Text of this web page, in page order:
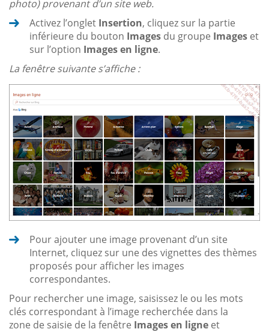
photo) provenant d’un site web.
Activez l’onglet Insertion, cliquez sur la partie
inférieure du bouton Images du groupe Images et
sur l’option Images en ligne.
La fenêtre suivante s’affiche :
Pour ajouter une image provenant d’un site
Internet, cliquez sur une des vignettes des thèmes
proposés pour afficher les images
correspondantes.
Pour rechercher une image, saisissez le ou les mots
clés correspondant à l’image recherchée dans la
zone de saisie de la fenêtre Images en ligne et